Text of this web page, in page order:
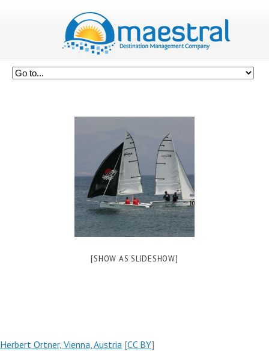
[SHOW AS SLIDESHOW]
Herbert Ortner, Vienna, Austria [CC BY]